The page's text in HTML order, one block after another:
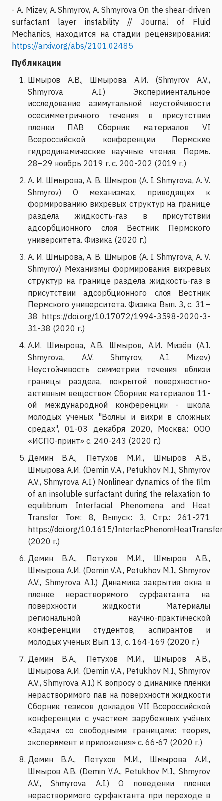
- A. Mizev, A. Shmyrov, A. Shmyrova On the shear-driven
surfactant layer instability // Journal of Fluid
Mechanics, находится на стадии рецензирования:
https://arxiv.org/abs/2101.02485
Публикации
Шмыров А.В., Шмырова А.И. (Shmyrov A.V.,
Shmyrova A.I.) Экспериментальное
исследование азимутальной неустойчивости
осесимметричного течения в присутствии
пленки ПАВ Сборник материалов VI
Всероссийской конференции Пермские
гидродинамические научные чтения. Пермь.
28–29 ноябрь 2019 г. c. 200-202 (2019 г.)
А. И. Шмырова, А. В. Шмыров (A. I. Shmyrova, A. V.
Shmyrov) О механизмах, приводящих к
формированию вихревых структур на границе
раздела жидкость-газ в присутствии
адсорбционного слоя Вестник Пермского
университета. Физика (2020 г.)
А. И. Шмырова, А. В. Шмыров (A. I. Shmyrova, A. V.
Shmyrov) Механизмы формирования вихревых
структур на границе раздела жидкость-газ в
присутствии адсорбционного слоя Вестник
Пермского университета. Физика Вып. 3, с. 31–
38 https://doi.org/10.17072/1994-3598-2020-3-
31-38 (2020 г.)
А.И. Шмырова, А.В. Шмыров, А.И. Мизёв (A.I.
Shmyrova, A.V. Shmyrov, A.I. Mizev)
Неустойчивость симметрии течения вблизи
границы раздела, покрытой поверхностно-
активным веществом Сборник материалов 11-
ой международной конференции - школа
молодых ученых "Волны и вихри в сложных
средах", 01-03 декабря 2020, Москва: ООО
«ИСПО-принт» с. 240-243 (2020 г.)
Демин В.А., Петухов М.И., Шмыров А.В.,
Шмырова А.И. (Demin V.A., Petukhov M.I., Shmyrov
A.V., Shmyrova A.I.) Nonlinear dynamics of the film
of an insoluble surfactant during the relaxation to
equilibrium Interfacial Phenomena and Heat
Transfer Том: 8, Выпуск: 3, Стр.: 261-271
https://doi.org/10.1615/
(2020 г.)
Демин В.А., Петухов М.И., Шмыров А.В.,
Шмырова А.И. (Demin V.A., Petukhov M.I., Shmyrov
A.V., Shmyrova A.I.) Динамика закрытия окна в
пленке нерастворимого сурфактанта на
поверхности жидкости Материалы
региональной научно-практической
конференции студентов, аспирантов и
молодых ученых Вып. 13, с. 164-169 (2020 г.)
Демин В.А., Петухов М.И., Шмыров А.В.,
Шмырова А.И. (Demin V.A., Petukhov M.I., Shmyrov
A.V., Shmyrova A.I.) К вопросу о динамике плёнки
нерастворимого пав на поверхности жидкости
Сборник тезисов докладов VII Всероссийской
конференции с участием зарубежных учёных
«Задачи со свободными границами: теория,
эксперимент и приложения» с. 66-67 (2020 г.)
Демин В.А., Петухов М.И., Шмырова А.И.,
Шмыров А.В. (Demin V.A., Petukhov M.I., Shmyrov
A.V., Shmyrova A.I.) О поведении пленки
нерастворимого сурфактанта при переходе в